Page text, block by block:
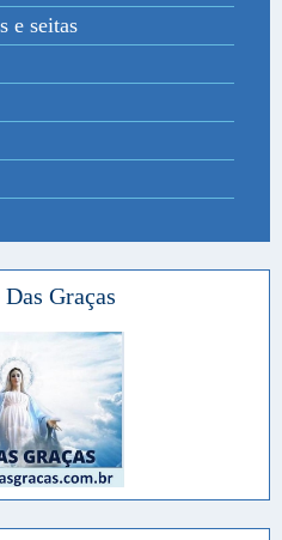
e seitas
Graças